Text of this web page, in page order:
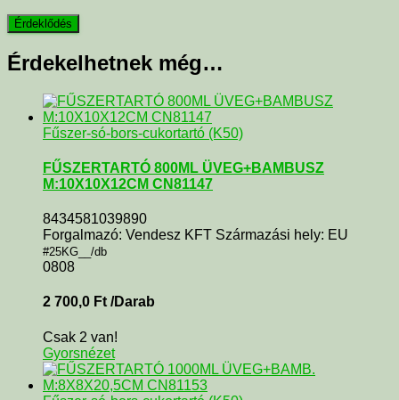
Érdekelhetnek még…
Fűszer-só-bors-cukortartó (K50)
FŰSZERTARTÓ 800ML ÜVEG+BAMBUSZ
M:10X10X12CM CN81147
8434581039890
Forgalmazó: Vendesz KFT Származási hely: EU
#25KG__/db
0808
2 700,0 Ft /Darab
Csak 2 van!
Gyorsnézet